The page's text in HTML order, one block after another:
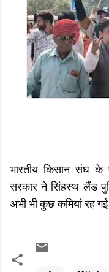
भारतीय किसान संघ के
सरकार ने सिंहस्थ लैंड
अभी भी कुछ कमियां रह